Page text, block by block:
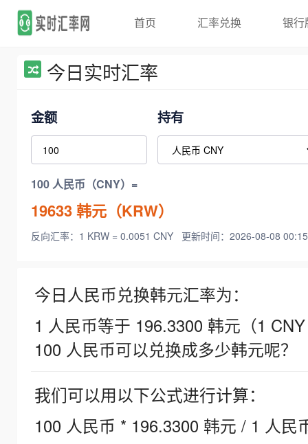
首页 汇率兑换 银行
今日实时汇率
金额 持有
100 人民币（CNY）=
19633韩元（KRW）
反向汇率：1 KRW = 0.0051 CNY 更新时间：2026-08-08
今日人民币兑换韩元汇率为：
1 人民币等于 196.3300 韩元（1
100 人民币可以兑换成多少韩元呢？
我们可以用以下公式进行计算：
100 人民币 * 196.3300 韩元 / 1 人民